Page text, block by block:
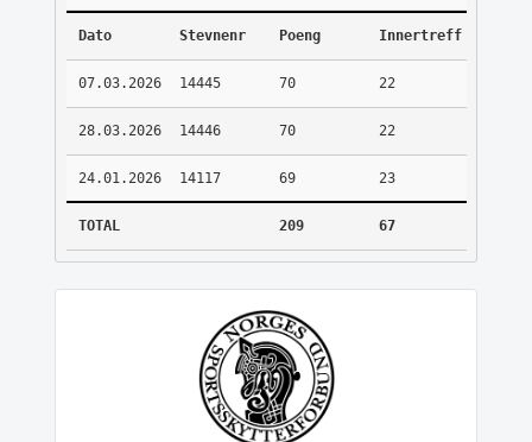
Dato Stevnenr Poeng Innertreff
07.03.2026 14445 70 22
28.03.2026 14446 70 22
24.01.2026 14117 69 23
TOTAL 209 67